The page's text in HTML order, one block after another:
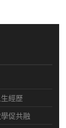
經歷
促共融